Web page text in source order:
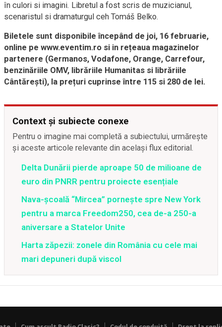
în culori si imagini. Libretul a fost scris de muzicianul,
scenaristul si dramaturgul ceh Tomáš Belko.
Biletele sunt disponibile începând de joi, 16 februarie,
online pe www.eventim.ro si in rețeaua magazinelor
partenere (Germanos, Vodafone, Orange, Carrefour,
benzinăriile OMV, librăriile Humanitas si librăriile
Cântărești), la prețuri cuprinse între 115 si 280 de lei.
Context și subiecte conexe
Pentru o imagine mai completă a subiectului, urmărește
și aceste articole relevante din același flux editorial.
Delta Dunării pierde aproape 50 de milioane de
euro din PNRR pentru proiecte esențiale
Nava-școală “Mircea” pornește spre New York
pentru a marca Freedom250, cea de-a 250-a
aniversare a Statelor Unite
Harta zăpezii: zonele din România cu cele mai
mari depuneri după viscol